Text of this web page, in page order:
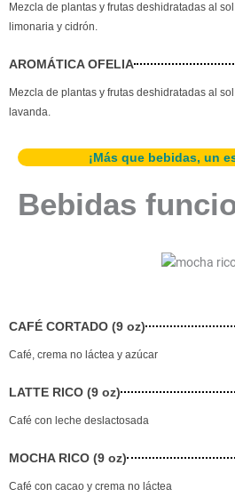
Mezcla de plantas y frutas deshidratadas al
limonaria y cidrón.
AROMÁTICA OFELIA
Mezcla de plantas y frutas deshidratadas al
lavanda.
¡Más que bebidas, un
Bebidas
CAFÉ CORTADO (9 oz)
Café, crema no láctea y azúcar
LATTE RICO (9 oz)
Café con leche deslactosada
MOCHA RICO (9 oz)
Café con cacao y crema no láctea